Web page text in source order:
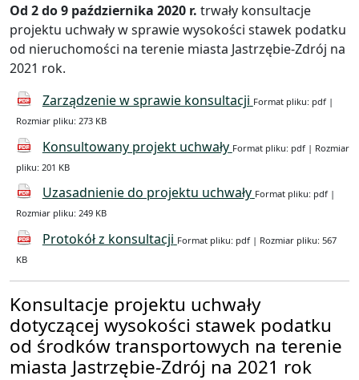
Od 2 do 9 października 2020 r. trwały konsultacje
projektu uchwały w sprawie wysokości stawek podatku
od nieruchomości na terenie miasta Jastrzębie-Zdrój na
2021 rok.
Zarządzenie w sprawie konsultacji Format pliku: pdf |
Rozmiar pliku: 273 KB
Konsultowany projekt uchwały Format pliku: pdf | Rozmiar
pliku: 201 KB
Uzasadnienie do projektu uchwały Format pliku: pdf |
Rozmiar pliku: 249 KB
Protokół z konsultacji Format pliku: pdf | Rozmiar pliku: 567
KB
Konsultacje projektu uchwały
dotyczącej wysokości stawek podatku
od środków transportowych na terenie
miasta Jastrzębie-Zdrój na 2021 rok